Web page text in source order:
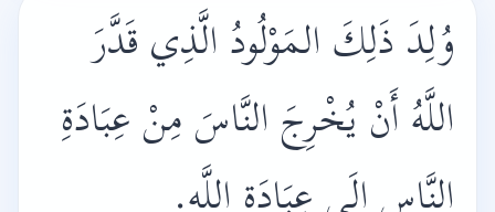
وُلِدَ ذَلِكَ المَوْلُودُ الَّذِي قَدَّرَ
اللَّهُ أَنْ يُخْرِجَ النَّاسَ مِنْ عِبَادَةِ